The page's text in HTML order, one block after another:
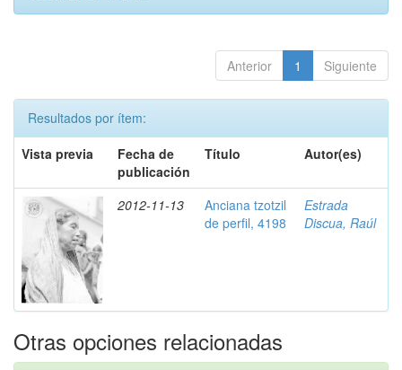
Anterior 1 Siguiente
Resultados por ítem:
Vista previa
Fecha de
publicación
Título Autor(es)
2012-11-13
Anciana tzotzil
de perfil, 4198
Estrada
Discua, Raúl
Otras opciones relacionadas